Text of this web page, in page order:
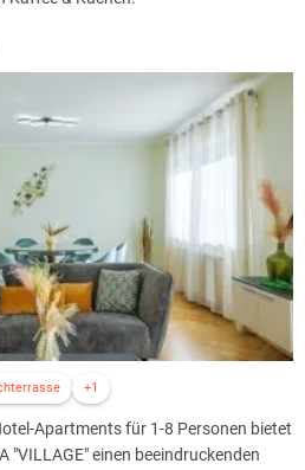
+1
Apartments für 1-8 Personen bietet
"VILLAGE" einen beeindruckenden